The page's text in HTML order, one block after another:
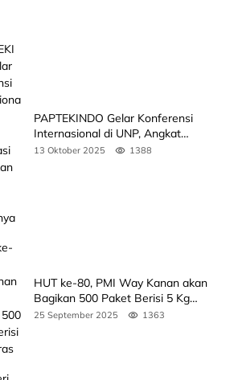
PAPTEKINDO Gelar Konferensi
Internasional di UNP, Angkat
Kolaborasi Pendidikan Vokasi,
13 Oktober 2025 1388
HUT ke-80, PMI Way Kanan akan
Bagikan 500 Paket Berisi 5 Kg
Beras
25 September 2025 1363